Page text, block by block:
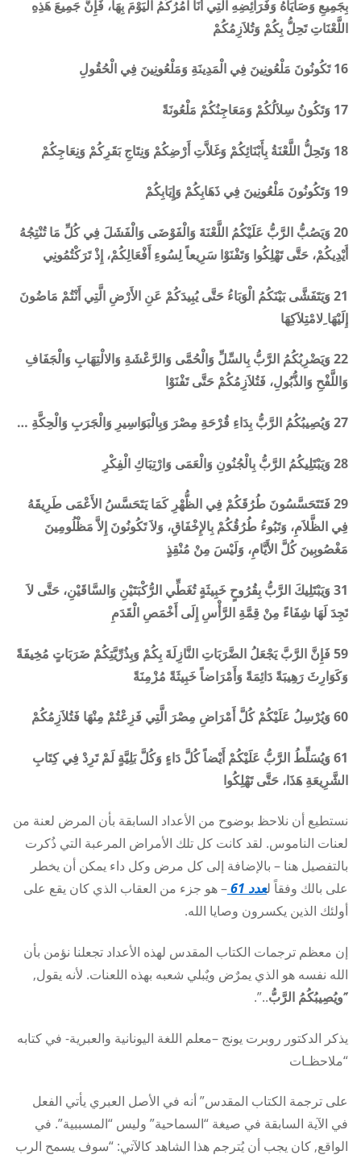
بِجَمِيعِ وَصَايَاهُ وَفَرَائِضِهِ الَّتِي أَنَا آمُرُكُمُ الْيَوْمَ بِهَا، فَإِنَّ جَمِيعَ هَذِهِ
اللَّعْنَاتِ تَحِلُّ بِكُمْ وَتُلاَزِمُكُمْ
16 تَكُونُونَ مَلْعُونِينَ فِي الْمَدِينَةِ وَمَلْعُونِينَ فِي الْحُقُولِ
17 وَتَكُونُ سِلاَلُكُمْ وَمَعَاجِنُكُمْ مَلْعُونَةً
18 وَتَحِلُّ اللَّعْنَةُ بِأَبْنَائِكُمْ وَغَلاَّتِ أَرْضِكُمْ وَنِتَاجِ بَقَرِكُمْ وَنِعَاجِكُمْ
19 وَتَكُونُونَ مَلْعُونِينَ فِي ذَهَابِكُمْ وَإِيَابِكُمْ
20 وَيَصُبُّ الرَّبُّ عَلَيْكُمُ اللَّعْنَةَ وَالْفَوْضَى وَالْفَشَلَ فِي كُلِّ مَا تُنْتِجُهُ
أَيْدِيكُمْ، حَتَّى تَهْلِكُوا وَتَفْنَوْا سَرِيعاً لِسُوءِ أَفْعَالِكُمْ، إِذْ تَرَكْتُمُونِي
21 وَيَتَفَشَّى بَيْنَكُمُ الْوَبَاءُ حَتَّى يُبِيدَكُمْ عَنِ الأَرْضِ الَّتِي أَنْتُمْ مَاضُونَ
إِلَيْهَا ِلامْتِلاَكِهَا
22 وَيَضْرِبُكُمُ الرَّبُّ بِالسِّلِّ وَالْحُمَّى وَالرَّعْشَةِ وَالالْتِهَابِ وَالْجَفَافِ
وَاللَّفْحِ وَالذُّبُولِ، فَتُلاَزِمُكُمْ حَتَّى تَفْنَوْا
27 وَيُصِيبُكُمُ الرَّبُّ بِدَاءِ قُرْحَةِ مِصْرَ وَبِالْبَوَاسِيرِ وَالْجَرَبِ وَالْحِكَّةِ …
28 وَيَبْتَلِيكُمُ الرَّبُّ بِالْجُنُونِ وَالْعَمَى وَارْتِبَاكِ الْفِكْرِ
29 فَتَتَحَسَّسُونَ طُرُقَكُمْ فِي الظُّهْرِ كَمَا يَتَحَسَّسُ الأَعْمَى طَرِيقَهُ
فِي الظَّلاَمِ، وَتَبُوءُ طُرُقُكُمْ بِالإِخْفَاقِ، وَلاَ تَكُونُونَ إِلاَّ مَظْلُومِينَ
مَغْصُوبِينَ كُلَّ الأَيَّامِ، وَلَيْسَ مِنْ مُنْقِذٍ
31 وَيَبْتَلِيكَ الرَّبُّ بِقُرُوحٍ خَبِيثَةٍ تُغَطِّي الرُّكْبَتَيْنِ وَالسَّاقَيْنِ، حَتَّى لاَ
تَجِدَ لَهَا شِفَاءً مِنْ قِمَّةِ الرَّأْسِ إِلَى أَخْمَصِ الْقَدَمِ
59 فَإِنَّ الرَّبَّ يَجْعَلُ الضَّرَبَاتِ النَّازِلَةَ بِكُمْ وَبِذُرِّيَّتِكُمْ ضَرَبَاتٍ مُخِيفَةً
وَكَوَارِثَ رَهِيبَةً دَائِمَةً وَأَمْرَاضاً خَبِيثَةً مُزْمِنَةً
60 وَيُرْسِلُ عَلَيْكُمْ كُلَّ أَمْرَاضِ مِصْرَ الَّتِي فَزِعْتُمْ مِنْهَا فَتُلاَزِمُكُمْ
61 وَيُسَلِّطُ الرَّبُّ عَلَيْكُمْ أَيْضاً كُلَّ دَاءٍ وَكُلَّ بَلِيَّةٍ لَمْ تَرِدْ فِي كِتَابِ
الشَّرِيعَةِ هَذَا، حَتَّى تَهْلِكُوا
نستطيع أن نلاحظ بوضوح من الأعداد السابقة بأن المرض لعنة من
لعنات الناموس. لقد كانت كل تلك الأمراض المرعبة التي ذُكرت
بالتفصيل هنا – بالإضافة إلى كل مرض وكل داء يمكن أن يخطر
على بالك وفقاً لعدد 61
– هو جزء من العقاب الذي كان يقع على
أولئك الذين يكسرون وصايا الله.
إن معظم ترجمات الكتاب المقدس لهذه الأعداد تجعلنا نؤمن بأن
الله نفسه هو الذي يمرٌض ويٌبلي شعبه بهذه اللعنات. لأنه يقول,
“َويُصِيبُكُمُ الرَّبُّ..”.
يذكر الدكتور روبرت يونج –معلم اللغة اليونانية والعبرية- في كتابه
“ملاحظـات
على ترجمة الكتاب المقدس” أنه في الأصل العبري يأتي الفعل
في الآية السابقة في صيغة “السماحية” وليس “المسببية”. في
الواقع, كان يجب أن يُترجم هذا الشاهد كالآتي: “سوف يسمح الرب